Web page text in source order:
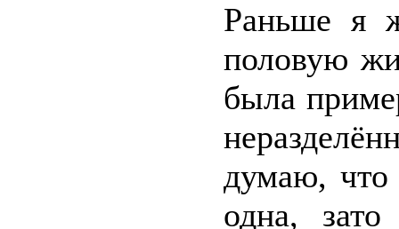
Раньше я
половую
была
думаю, что
одна,